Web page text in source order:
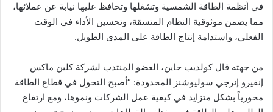
في أنظمة الطاقة الشمسية وتشغلها وتحافظ عليها نيابة عن عملائها،
مما يضمن موثوقية النظام المتسقة، وتحسين الأداء في الوقت
الفعلي، واستدامة إنتاج الطاقة على المدى الطويل.
من جهته قال كولديب جاين، العضو المنتدب لشركة كلين ماكس
إنفيرو إنرجي سوليوشنز المحدودة: “أصبح التحول في قطاع الطاقة
محورياً بشكل متزايد في كيفية عمل الشركات ونموها، ومع ارتفاع